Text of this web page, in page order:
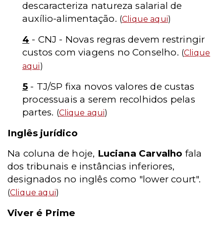
descaracteriza natureza salarial de
auxílio-alimentação. (Clique aqui)
4 - CNJ - Novas regras devem restringir
custos com viagens no Conselho. (Clique
aqui)
5 - TJ/SP fixa novos valores de custas
processuais a serem recolhidos pelas
partes. (Clique aqui)
Inglês jurídico
Na coluna de hoje, Luciana Carvalho fala
dos tribunais e instâncias inferiores,
designados no inglês como "lower court".
(Clique aqui)
Viver é Prime